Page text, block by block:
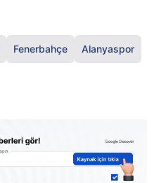
Fenerbahçe Alanyaspor